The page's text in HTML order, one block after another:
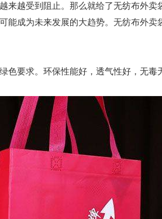
越受到阻止。那么就给了无纺布外卖
能成为未来发展的大趋势。 无纺布外卖
要求。环保性能好，透气性好，无毒